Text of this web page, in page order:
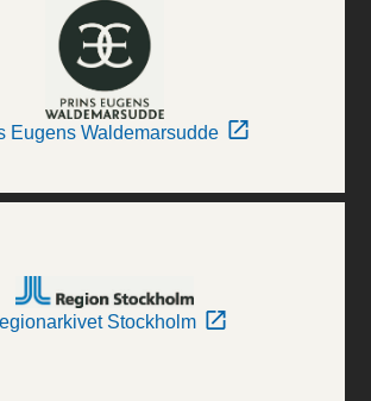
Eugens Waldemarsudde
Stockholm